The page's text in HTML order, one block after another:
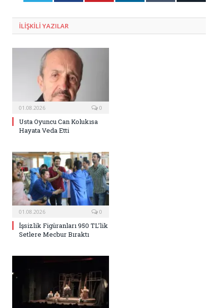
ILIŞKILI YAZILAR
01.08.2026 0
Usta Oyuncu Can Kolukısa
Hayata Veda Etti
01.08.2026 0
İşsizlik Figüranları 950 TL’lik
Setlere Mecbur Bıraktı